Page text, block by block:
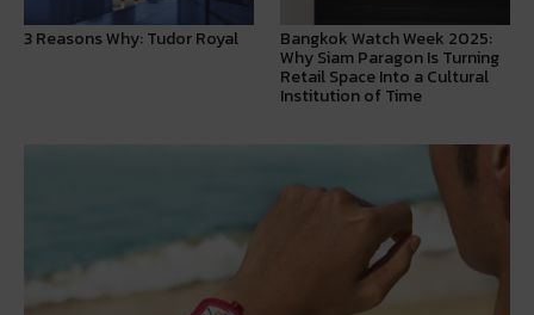
3 Reasons Why: Tudor Royal Bangkok Watch Week 2025:
Why Siam Paragon Is Turning
Retail Space Into a Cultural
Institution of Time